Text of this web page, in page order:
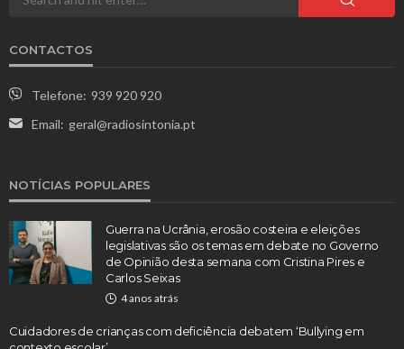
CONTACTOS
Telefone: 939 920 920
Email: geral@radiosintonia.pt
NOTÍCIAS POPULARES
Guerra na Ucrânia, erosão costeira e eleições
legislativas são os temas em debate no Governo
de Opinião desta semana com Cristina Pires e
Carlos Seixas
4 anos atrás
Cuidadores de crianças com deficiência debatem ‘Bullying em